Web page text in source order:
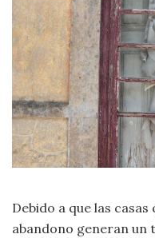
Debido a que las
abandono generan un